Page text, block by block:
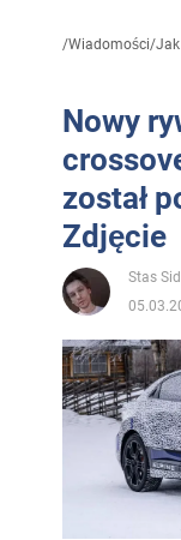
/Wiadomości/Jak
Nowy
został
Zdjęcie
Stas